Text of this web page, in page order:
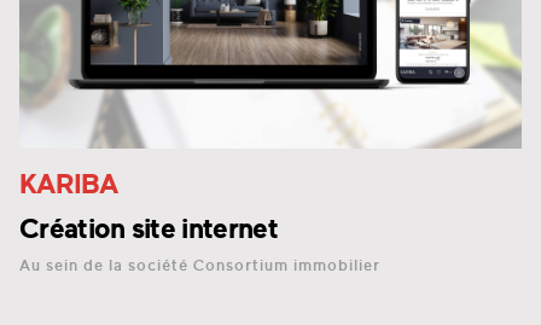
KARIBA
Création site internet
Au sein de la société Consortium immobilier